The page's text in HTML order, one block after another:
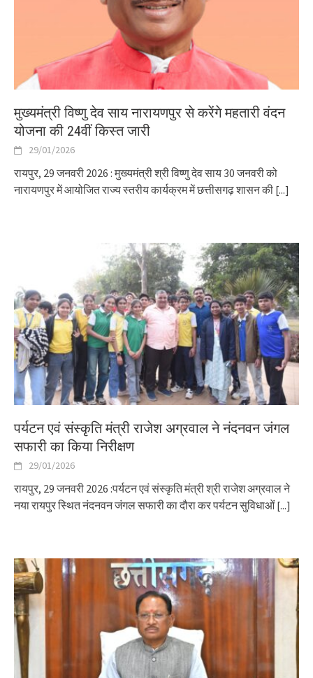
मुख्यमंत्री विष्णु देव साय नारायणपुर से करेंगे महतारी वंदन
योजना की 24वीं किस्त जारी
29/01/2026
रायपुर, 29 जनवरी 2026 : मुख्यमंत्री श्री विष्णु देव साय 30 जनवरी को
नारायणपुर में आयोजित राज्य स्तरीय कार्यक्रम में छत्तीसगढ़ शासन की [...]
पर्यटन एवं संस्कृति मंत्री राजेश अग्रवाल ने नंदनवन जंगल
सफारी का किया निरीक्षण
29/01/2026
रायपुर, 29 जनवरी 2026 :पर्यटन एवं संस्कृति मंत्री श्री राजेश अग्रवाल ने
नया रायपुर स्थित नंदनवन जंगल सफारी का दौरा कर पर्यटन सुविधाओं[...]